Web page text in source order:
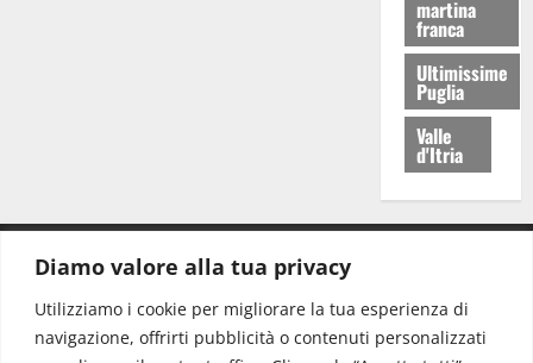
Diamo valore alla tua privacy
Utilizziamo i cookie per migliorare la tua esperienza di
navigazione, offrirti pubblicità o contenuti personalizzati
martina
franca
Ultimissime
Puglia
Valle
d'Itria
Redazione: redazione@www.martinasera.it